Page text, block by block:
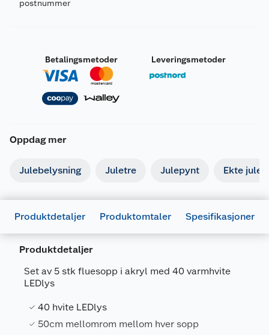
postnummer
Betalingsmetoder Leveringsmetoder
Oppdag mer
Julebelysning Juletre Julepynt Ekte
Produktdetaljer Produktomtaler Spesifikasjoner
Produktdetaljer
Set av 5 stk fluesopp i akryl med 40 varmhvite
LEDlys
40 hvite LEDlys
50cm mellomrom mellom hver sopp
Generelt
Artikkelnummer
Leverandørens
COOP-JUL21-